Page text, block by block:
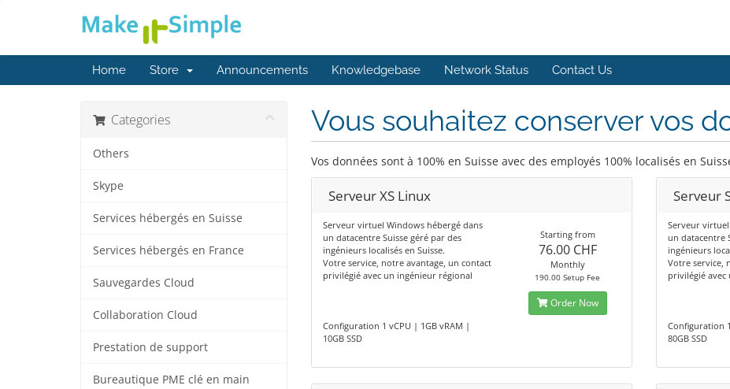
Home Store Announcements Knowledgebase Network Status Contact Us
Categories
Others
Skype
Services hébergés en Suisse
Services hébergés en France
Sauvegardes Cloud
Collaboration Cloud
Prestation de support
Bureautique PME clé en main
Vous souhaitez conserver vos
Vos données sont à 100% en Suisse avec des employés 100% localisés en
Serveur XS Linux
Serveur virtuel Windows hébergé dans
un datacentre Suisse géré par des
ingénieurs localisés en Suisse.
Votre service, notre avantage, un contact
privilégié avec un ingénieur régional
Configuration 1 vCPU | 1GB vRAM |
10GB SSD
Starting from
76.00 CHF
Monthly
190.00 Setup Fee
Order Now
Serveur
Serveur
un datacentre
ingénieurs
Votre service,
privilégié
Configuration
80GB SSD